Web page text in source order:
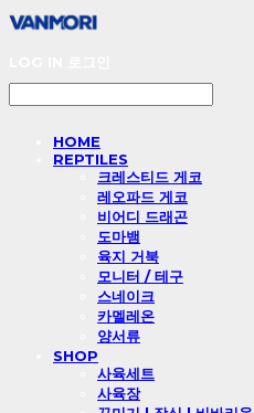
HOME
REPTILES
크레스티드 게코
레오파드 게코
비어디 드래곤
도마뱀
육지 거북
모니터 / 테구
스네이크
카멜레온
양서류
SHOP
사육세트
사육장